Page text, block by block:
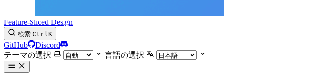
Feature-Sliced Design
検索 CtrlK
GitHub
Discord
テーマの選択
言語の選択